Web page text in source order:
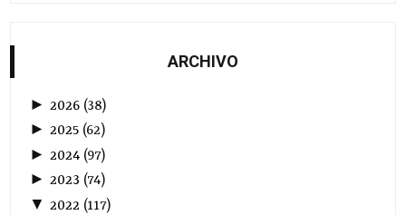
ARCHIVO
► 2026 (38)
►2025 (62)
► 2024 (97)
►2023 (74)
▼ 2022 (117)